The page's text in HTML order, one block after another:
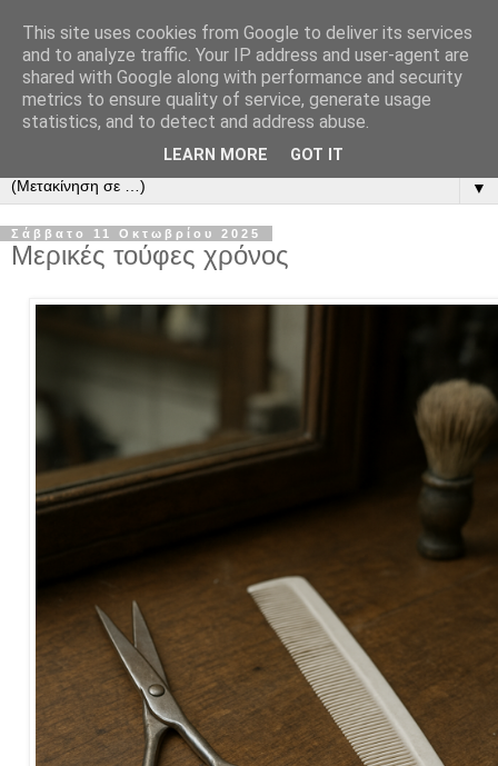
▼
Σάββατο 11 Οκτωβρίου 2025
Μερικές τούφες χρόνος
This site uses cookies from Google to deliver its services
and to analyze traffic. Your IP address and user-agent are
shared with Google along with performance and security
metrics to ensure quality of service, generate usage
statistics, and to detect and address abuse.
LEARN MORE GOT IT